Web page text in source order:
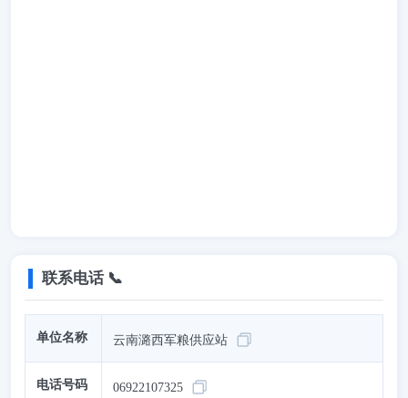
联系电话 📞
单位名称 云南潞西军粮供应站
电话号码 06922107325